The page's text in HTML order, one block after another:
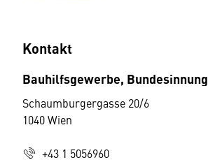
Kontakt
Bauhilfsgewerbe, Bundesinnung
Schaumburgergasse 20/6
1040 Wien
+43 1 5056960